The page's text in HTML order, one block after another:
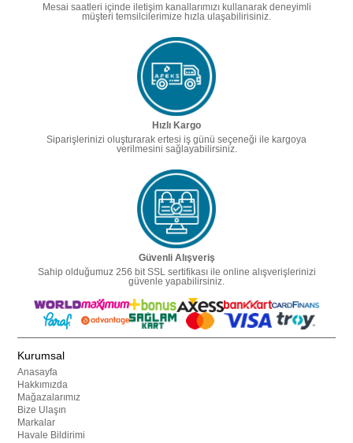
Mesai saatleri içinde iletişim kanallarımızı kullanarak deneyimli
müşteri temsilcilerimize hızla ulaşabilirisiniz.
Hızlı Kargo
Siparişlerinizi oluşturarak ertesi iş günü seçeneği ile kargoya
verilmesini sağlayabilirsiniz.
Güvenli Alışveriş
Sahip olduğumuz 256 bit SSL sertifikası ile online alışverişlerinizi
güvenle yapabilirsiniz.
Kurumsal
Anasayfa
Hakkımızda
Mağazalarımız
Bize Ulaşın
Markalar
Havale Bildirimi